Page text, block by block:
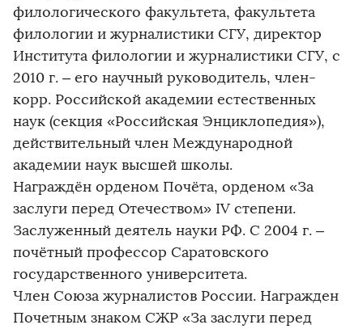
филологического факультета, факультета
филологии и журналистики СГУ, директор
Института филологии и журналистики СГУ, с
2010 г. – его научный руководитель, член-
корр. Российской академии естественных
наук (секция «Российская Энциклопедия»),
действительный член Международной
академии наук высшей школы.
Награждён орденом Почёта, орденом «За
заслуги перед Отечеством» IV степени.
Заслуженный деятель науки РФ. С 2004 г. –
почётный профессор Саратовского
государственного университета.
Член Союза журналистов России. Награжден
Почетным знаком СЖР «За заслуги перед